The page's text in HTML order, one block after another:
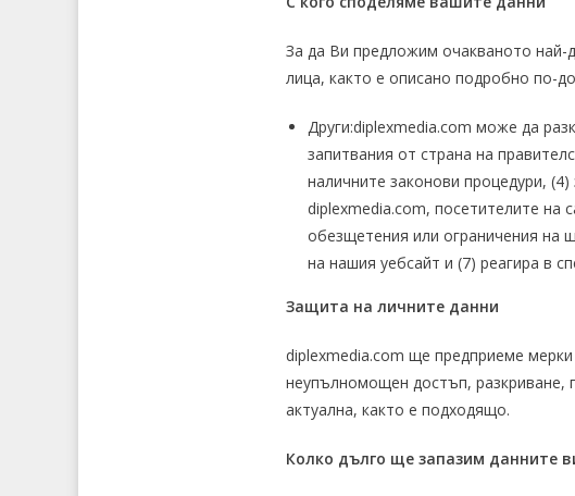
За да Ви предложим очакваното
лица, както е описано подробно по-
Други:diplexmedia.com може да
запитвания от страна на
наличните законови процедури,
diplexmedia.com, посетителите на
обезщетения или ограничения на
на нашия уебсайт и (7) реагира в
Защита на личните данни
diplexmedia.com ще предприеме
неупълномощен достъп,
актуална, както е подходящо.
Колко дълго ще запазим данните